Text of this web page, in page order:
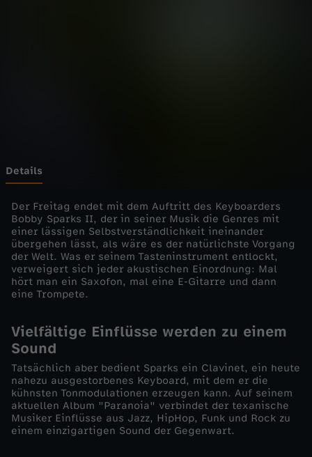
B
o
b
b
S
p
a
r
Details
Der Freitag endet mit dem Auftritt des Keyboarders
Bobby Sparks II, der in seiner Musik die Genres mit
einer lässigen Selbstverständlichkeit ineinander
übergehen lässt, als wäre es der natürlichste Vorgang
der Welt. Was er seinem Tasteninstrument entlockt,
verweigert sich jeder akustischen Einordnung: Mal
hört man ein Saxofon, mal eine E-Gitarre und dann
eine Trompete.
Vielfältige Einflüsse werden zu einem
Sound
Tatsächlich aber bedient Sparks ein Clavinet, ein heute
nahezu ausgestorbenes Keyboard, mit dem er die
kühnsten Tonmodulationen erzeugen kann. Auf seinem
aktuellen Album "Paranoia" verbindet der texanische
Musiker Einflüsse aus Jazz, HipHop, Funk und Rock zu
einem einzigartigen Sound der Gegenwart.